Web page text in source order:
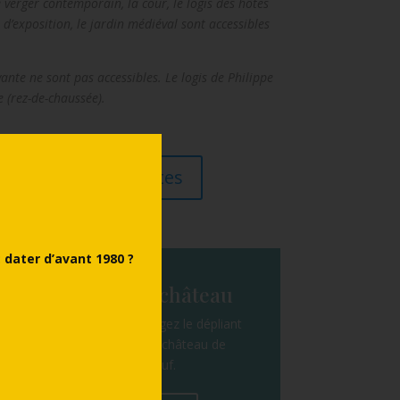
d’avant 1980 ?
des visites
Dépliant du château
Consultez ou téléchargez le dépliant
de présentation du château de
Châteauneuf.